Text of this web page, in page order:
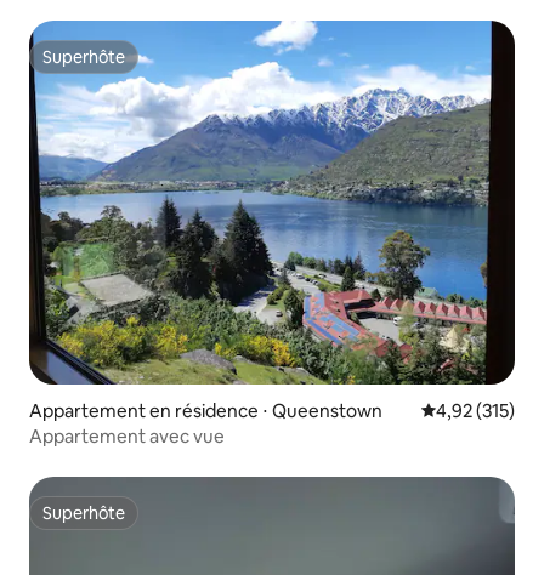
Superhôte
Superhôte
Appartement en résidence ⋅ Queenstown Évaluation
4,92 (315)
Appartement avec vue
Superhôte
Superhôte